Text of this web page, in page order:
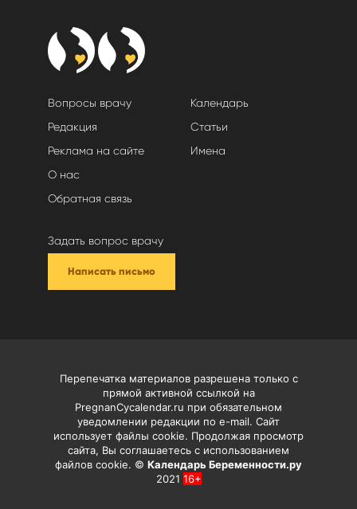
Вопросы врачу
Редакция
Реклама на сайте
О нас
Обратная связь
Календарь
Статьи
Имена
Задать вопрос врачу
Написать письмо
Перепечатка материалов разрешена только с
прямой активной ссылкой на
PregnanCycalendar.ru при обязательном
уведомлении редакции по e-mail. Сайт
использует файлы cookie. Продолжая просмотр
сайта, Вы соглашаетесь с использованием
файлов cookie. © Календарь Беременности.ру
2021 16+